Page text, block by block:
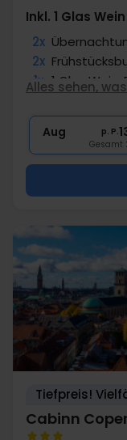
Inkl. 1 Glas
2x
2x
1x 1 Glas Wein,
∞ Gratis
Alles sehen,
Aug p. P.
Gesamt
Tiefpreis!
Cabinn